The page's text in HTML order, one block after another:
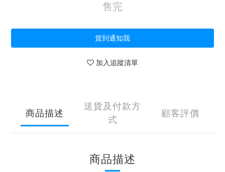
售完
貨到通知我
加入追蹤清單
商品描述
送貨及付款方
式
顧客評價
商品描述